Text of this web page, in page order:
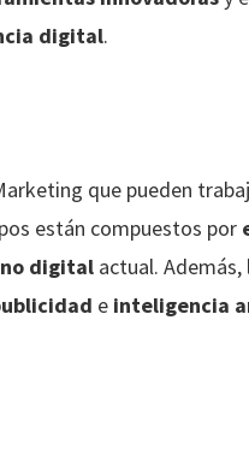
digital.
que pueden
están compuestos por
digital actual.
e inteligencia